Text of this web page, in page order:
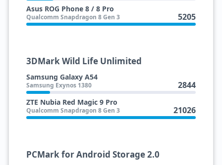
Asus ROG Phone 8 / 8 Pro
Qualcomm Snapdragon 8 Gen 3 5205
3DMark Wild Life Unlimited
Samsung Galaxy A54
Samsung Exynos 1380 2844
ZTE Nubia Red Magic 9 Pro
Qualcomm Snapdragon 8 Gen 3 21026
PCMark for Android Storage 2.0